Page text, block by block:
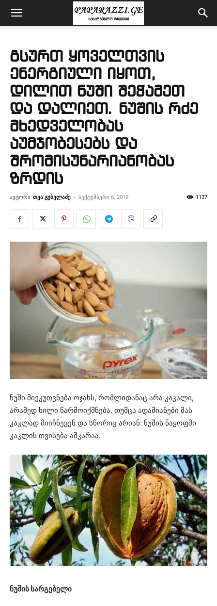
გსურთ ყოველთვის
ენერგიული იყოთ,
დილით ნუში შეჭამეთ
და დალიეთ. ნუშის რძე
მხედველობას
აუმჯობესებს და
შრომისუნარიანობას
ზრდის
ავტორი თეა გუბელაძე - სექტემბერი 6, 2019 1137
ნუში მიეკუთვნება ოჯახს, რომლიდანაც არა კაკალი,
არამედ ხილი წარმოიქმნება. თუმცა ადამიანები მას
კაკლად მიიჩნევენ და სწორიც არიან: ნუშის ნაყოფში
კაკლის თვისება აშკარაა.
ნუშის სარგებელი